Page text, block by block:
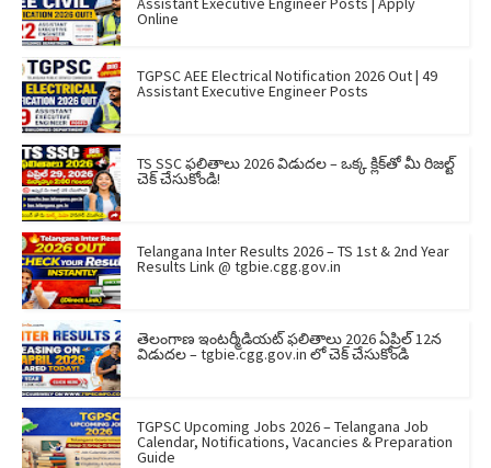
Online
TGPSC AEE Electrical Notification 2026 Out | 49
Assistant Executive Engineer Posts
TS SSC ఫలితాలు 2026 విడుదల – ఒక్క క్లిక్‌తో మీ రిజల్ట్
చెక్ చేసుకోండి!
Telangana Inter Results 2026 – TS 1st & 2nd Year
Results Link @ tgbie.cgg.gov.in
తెలంగాణ ఇంటర్మీడియట్ ఫలితాలు 2026 ఏప్రిల్ 12న
విడుదల – tgbie.cgg.gov.in లో చెక్ చేసుకోండి
TGPSC Upcoming Jobs 2026 – Telangana Job
Calendar, Notifications, Vacancies & Preparation
Guide